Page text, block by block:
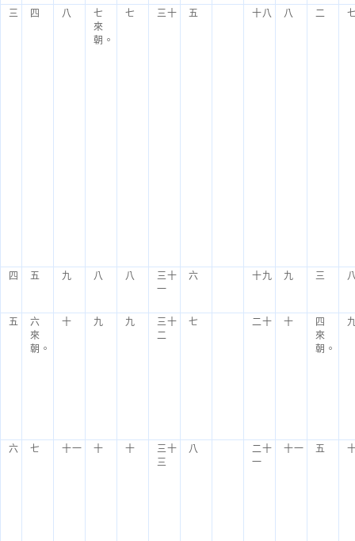
三 四 八
七
來
朝。
七 三十 五 十八 八 二
四 五 九 八 八
三十
一
六 十九 九 三
五
六
來
朝。
十 九 九
三十
二
七 二十 十
四
來
朝。
六 七 十一 十 十
三十
三
八
二十
一
十一 五